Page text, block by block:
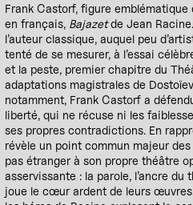
Frank Castorf, figure
en français, Bajazetde Jean
l’auteur classique, auquel peu
tenté de se mesurer, à l’essai
et la peste, premier chapitre du
adaptations magistrales de
notamment, Frank Castorf a
liberté, qui ne récuse ni les
ses propres contradictions. En
révèle un point commun majeur
pas étranger à son propre théâtre
asservissante : la parole, l’ancre
joue le cœur ardent de leurs œuvres.